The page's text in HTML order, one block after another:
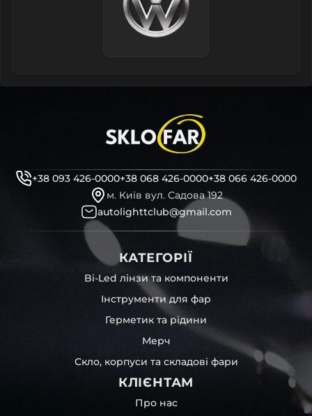
+38 093 426-0000+38 068 426-0000+38 066 426-0000
м. Київ вул. Садова 192
autolighttclub@gmail.com
КАТЕГОРІЇ
Bi-Led лінзи та компоненти
Інструменти для фар
Герметик та рідини
Мерч
Скло, корпуси та складові фари
КЛІЄНТАМ
Про нас